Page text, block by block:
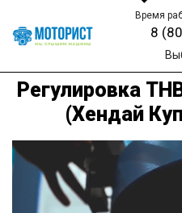
Время
8
Регулировка
(Хендай